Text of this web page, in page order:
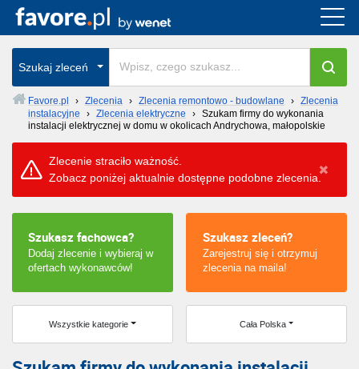
Szukaj zleceń
Favore.pl › Zlecenia › Zlecenia remontowo - budowlane › Zlecenia
instalacyjne
› Zlecenia elektryczne › Szukam firmy do wykonania
instalacji elektrycznej w domu w okolicach Andrychowa, małopolskie
Zlecenie straciło ważność.
Zobacz poniżej aktualnie dostępne podobne zlecenia.
Szukasz fachowca?
Dodaj zlecenie i wybieraj w
ofertach wykonawców!
Szukasz zleceń?
Zarejestruj się i otrzymuj
zlecenia na maila!
Wszystkie kategorie Cała Polska
Cała Polska
wszystkie w całym kraju